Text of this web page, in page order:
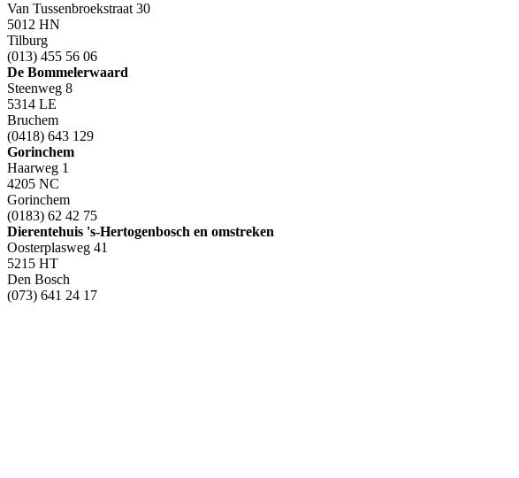
Van Tussenbroekstraat 30
5012 HN
Tilburg
(013) 455 56 06
De Bommelerwaard
Steenweg 8
5314 LE
Bruchem
(0418) 643 129
Gorinchem
Haarweg 1
4205 NC
Gorinchem
(0183) 62 42 75
Dierentehuis 's-Hertogenbosch en omstreken
Oosterplasweg 41
5215 HT
Den Bosch
(073) 641 24 17